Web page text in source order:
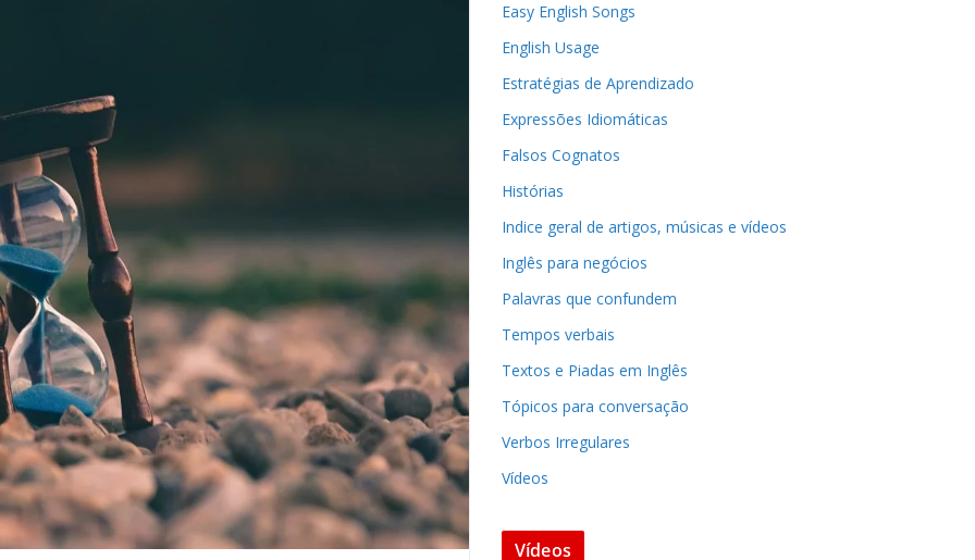
Easy English Songs
English Usage
Estratégias de Aprendizado
Expressões Idiomáticas
Falsos Cognatos
Histórias
Indice geral de artigos, músicas e vídeos
Inglês para negócios
Palavras que confundem
Tempos verbais
Textos e Piadas em Inglês
Tópicos para conversação
Verbos Irregulares
Vídeos
Vídeos